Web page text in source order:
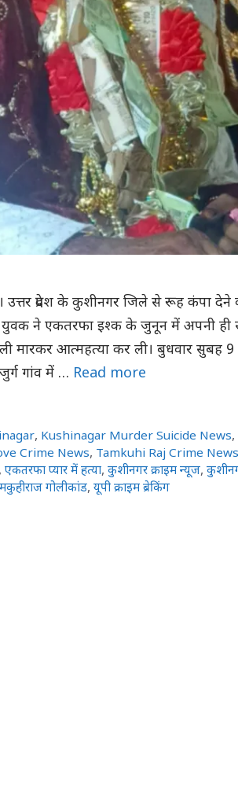
प्रदेश के कुशीनगर जिले से रूह कंपा देने
ने एकतरफा इश्क के जुनून में अपनी ही
मारकर आत्महत्या कर ली। बुधवार सुबह
गांव में … Read more
, Kushinagar Murder Suicide News,
Crime News, Tamkuhi Raj Crime News
एकतरफा प्यार में हत्या, कुशीनगर क्राइम न्यूज,
गोलीकांड, यूपी क्राइम ब्रेकिंग